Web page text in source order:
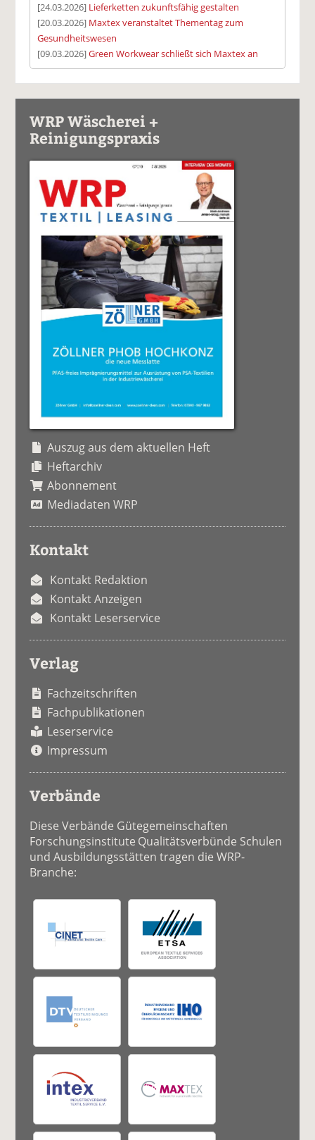
[24.03.2026] Lieferketten zukunftsfähig gestalten
[20.03.2026] Maxtex veranstaltet Thementag zum
Gesundheitswesen
[09.03.2026]Green Workwear schließt sich Maxtex an
WRP Wäscherei +
Reinigungspraxis
Auszug aus dem aktuellen Heft
Heftarchiv
Abonnement
Mediadaten WRP
Kontakt
Kontakt Redaktion
Kontakt Anzeigen
Kontakt Leserservice
Verlag
Fachzeitschriften
Fachpublikationen
Leserservice
Impressum
Verbände
Diese Verbände Gütegemeinschaften
Forschungsinstitute Qualitätsverbünde Schulen
und Ausbildungsstätten tragen die WRP-
Branche: